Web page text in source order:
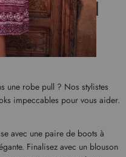
robe pull
une robe pull ? Nos stylistes
impeccables pour vous aider.
avec une paire de boots à
Finalisez avec un blouson